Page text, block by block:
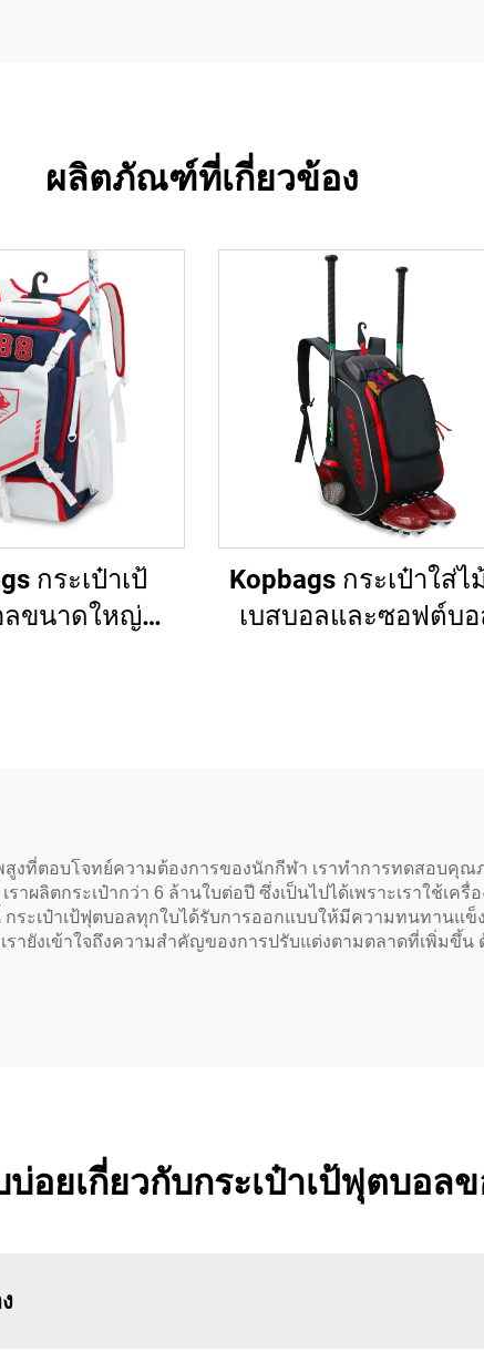
ผลิตภัณฑ์ที่เกี่ยวข้อง
กระเป๋าเป้
ลขนาดใหญ่
Kopbags กระเป๋าใส่ไ
เบสบอลและซอฟต์บอ
งที่ตอบโจทย์ความต้องการของนักกีฬา เราทำการทดสอบคุ
ผลิตกระเป๋ากว่า 6 ล้านใบต่อปี ซึ่งเป็นไปได้เพราะเราใช้เค
ะเป๋าเป้ฟุตบอลทุกใบได้รับการออกแบบให้มีความทนทานแข็
ายังเข้าใจถึงความสำคัญของการปรับแต่งตามตลาดที่เพิ่มขึ้น
อยเกี่ยวกับกระเป๋าเป้ฟุตบอลข